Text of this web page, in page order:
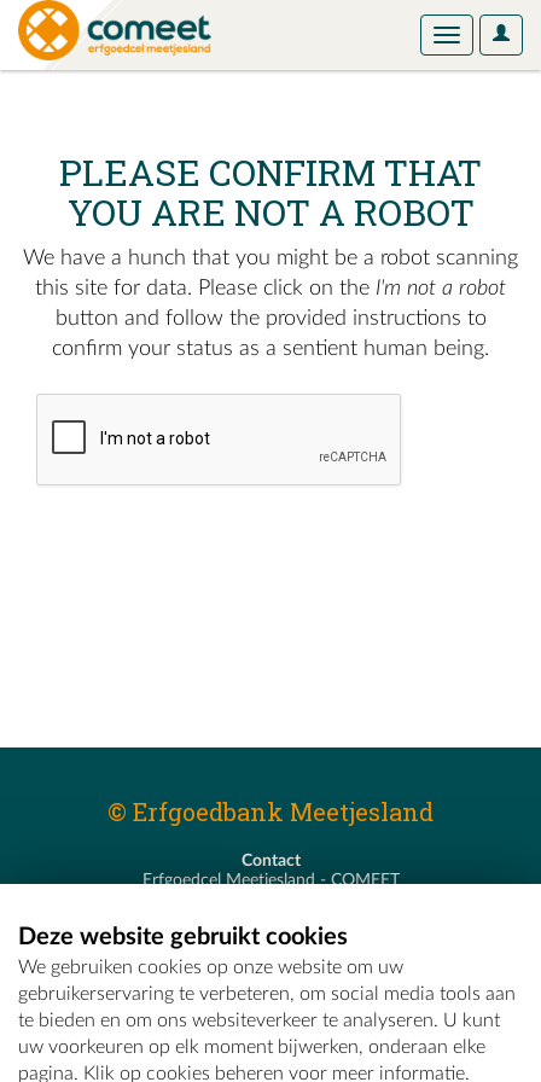
User
Toggle
PLEASE CONFIRM THAT
YOU ARE NOT A ROBOT
We have a hunch that you might be a robot scanning
this site for data. Please click on the I'm not a robot
button and follow the provided instructions to
confirm your status as a sentient human being.
© Erfgoedbank Meetjesland
Contact
Erfgoedcel Meetjesland - COMEET
T - 09 373 75 96
E -erfgoedcel@comeet.be
Deze website gebruikt cookies
We gebruiken cookies op onze website om uw
gebruikerservaring te verbeteren, om social media tools aan
te bieden en om ons websiteverkeer te analyseren. U kunt
uw voorkeuren op elk moment bijwerken, onderaan elke
pagina. Klik op cookies beheren voor meer informatie.